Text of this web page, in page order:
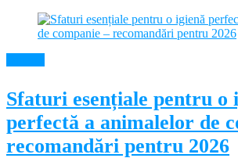
Sfaturi esențiale pentru o
perfectă a animalelor de
recomandări pentru 2026